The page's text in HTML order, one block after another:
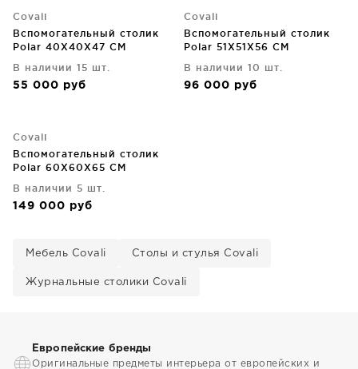
Covali
Вспомогательный столик
Polar 40X40X47 CM
В наличии 15 шт.
55 000 руб
Covali
Вспомогательный столик
Polar 51X51X56 CM
В наличии 10 шт.
96 000 руб
Covali
Вспомогательный столик
Polar 60X60X65 CM
В наличии 5 шт.
149 000 руб
Мебель Covali Столы и стулья Covali
Журнальные столики Covali
Европейские бренды
Оригинальные предметы интерьера от европейских и